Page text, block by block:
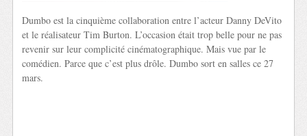
Dumbo est la cinquième collaboration entre l’acteur Danny DeVito
et le réalisateur Tim Burton. L’occasion était trop belle pour ne pas
revenir sur leur complicité cinématographique. Mais vue par le
comédien. Parce que c’est plus drôle. Dumbo sort en salles ce 27
mars.